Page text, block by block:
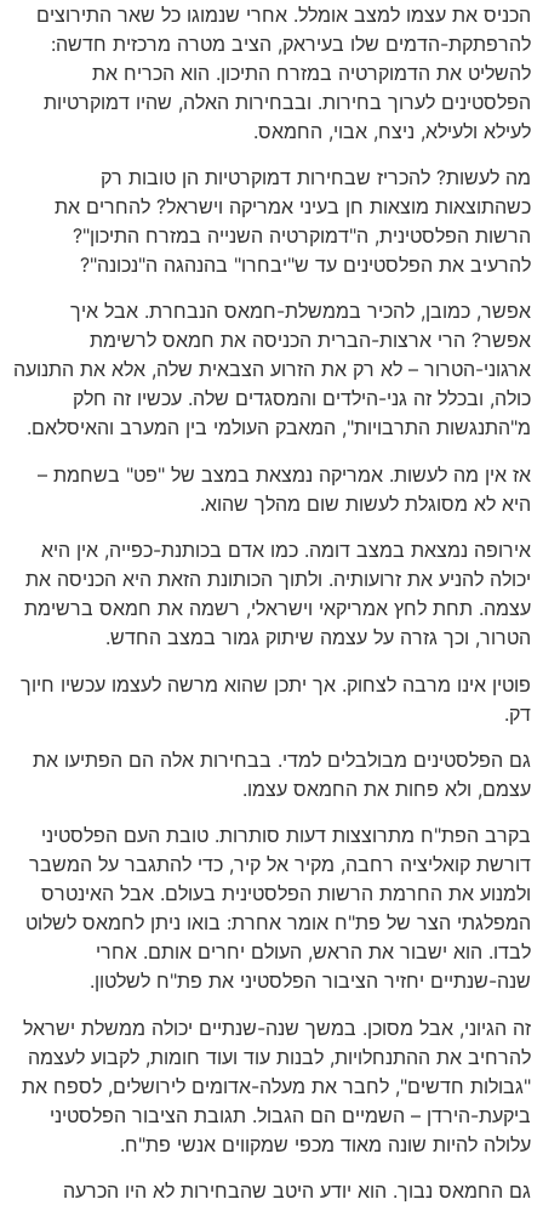
הכניס את עצמו למצב אומלל. אחרי שנמוגו כל שאר התירוצים
להרפתקת-הדמים שלו בעיראק, הציב מטרה מרכזית חדשה:
להשליט את הדמוקרטיה במזרח התיכון. הוא הכריח את
הפלסטינים לערוך בחירות. ובבחירות האלה, שהיו דמוקרטיות
לעילא ולעילא, ניצח, אבוי, החמאס.
מה לעשות? להכריז שבחירות דמוקרטיות הן טובות רק
כשהתוצאות מוצאות חן בעיני אמריקה וישראל? להחרים את
הרשות הפלסטינית, ה"דמוקרטיה השנייה במזרח התיכון"?
להרעיב את הפלסטינים עד ש"יבחרו" בהנהגה ה"נכונה"?
אפשר, כמובן, להכיר בממשלת-חמאס הנבחרת. אבל איך
אפשר? הרי ארצות-הברית הכניסה את חמאס לרשימת
ארגוני-הטרור – לא רק את הזרוע הצבאית שלה, אלא את התנועה
כולה, ובכלל זה גני-הילדים והמסגדים שלה. עכשיו זה חלק
מ"התנגשות התרבויות", המאבק העולמי בין המערב והאיסלאם.
אז אין מה לעשות. אמריקה נמצאת במצב של "פט" בשחמת –
היא לא מסוגלת לעשות שום מהלך שהוא.
אירופה נמצאת במצב דומה. כמו אדם בכותנת-כפייה, אין היא
יכולה להניע את זרועותיה. ולתוך הכותונת הזאת היא הכניסה את
עצמה. תחת לחץ אמריקאי וישראלי, רשמה את חמאס ברשימת
הטרור, וכך גזרה על עצמה שיתוק גמור במצב החדש.
פוטין אינו מרבה לצחוק. אך יתכן שהוא מרשה לעצמו עכשיו חיוך
דק.
גם הפלסטינים מבולבלים למדי. בבחירות אלה הם הפתיעו את
עצמם, ולא פחות את החמאס עצמו.
בקרב הפת"ח מתרוצצות דעות סותרות. טובת העם הפלסטיני
דורשת קואליציה רחבה, מקיר אל קיר, כדי להתגבר על המשבר
ולמנוע את החרמת הרשות הפלסטינית בעולם. אבל האינטרס
המפלגתי הצר של פת"ח אומר אחרת: בואו ניתן לחמאס לשלוט
לבדו. הוא ישבור את הראש, העולם יחרים אותם. אחרי
שנה-שנתיים יחזיר הציבור הפלסטיני את פת"ח לשלטון.
זה הגיוני, אבל מסוכן. במשך שנה-שנתיים יכולה ממשלת ישראל
להרחיב את ההתנחלויות, לבנות עוד ועוד חומות, לקבוע לעצמה
"גבולות חדשים", לחבר את מעלה-אדומים לירושלים, לספח את
ביקעת-הירדן – השמיים הם הגבול. תגובת הציבור הפלסטיני
עלולה להיות שונה מאוד מכפי שמקווים אנשי פת"ח.
גם החמאס נבוך. הוא יודע היטב שהבחירות לא היו הכרעה